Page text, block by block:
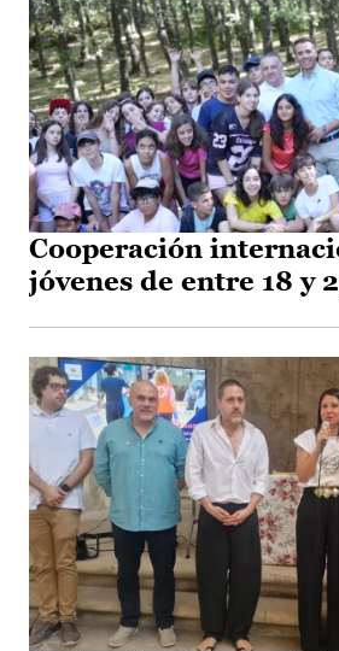
Cooperación
jóvenes de entre 18 y